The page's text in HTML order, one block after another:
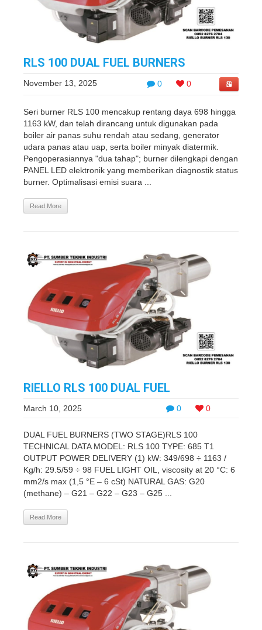
RLS 100 DUAL FUEL BURNERS
0 0
November 13, 2025
Seri burner RLS 100 mencakup rentang daya 698 hingga
1163 kW, dan telah dirancang untuk digunakan pada
boiler air panas suhu rendah atau sedang, generator
udara panas atau uap, serta boiler minyak diatermik.
Pengoperasiannya "dua tahap"; burner dilengkapi dengan
PANEL LED elektronik yang memberikan diagnostik status
burner. Optimalisasi emisi suara ...
Read More
RIELLO RLS 100 DUAL FUEL
0 0
March 10, 2025
DUAL FUEL BURNERS (TWO STAGE)RLS 100
TECHNICAL DATA MODEL: RLS 100 TYPE: 685 T1
OUTPUT POWER DELIVERY (1) kW: 349/698 ÷ 1163 /
Kg/h: 29.5/59 ÷ 98 FUEL LIGHT OIL, viscosity at 20 °C: 6
mm2/s max (1,5 °E – 6 cSt) NATURAL GAS: G20
(methane) – G21 – G22 – G23 – G25 ...
Read More